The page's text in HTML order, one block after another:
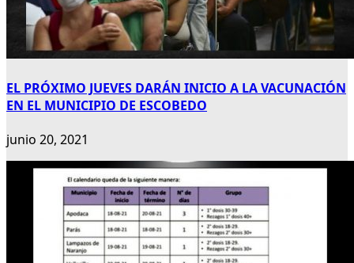
EL PRÓXIMO JUEVES DARÁN INICIO A LA VACUNACIÓN
EN EL MUNICIPIO DE ESCOBEDO
junio 20, 2021